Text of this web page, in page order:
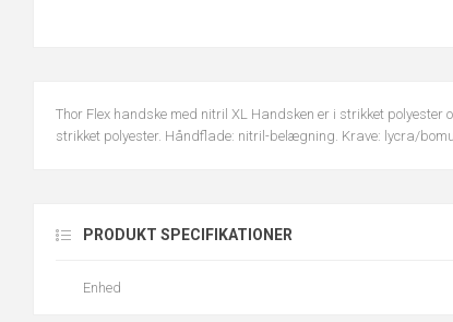
Thor Flex handske med nitril XL Handsken er i strikket
strikket polyester. Håndflade: nitril-belægning. Krave: lycra/
PRODUKT SPECIFIKATIONER
Enhed